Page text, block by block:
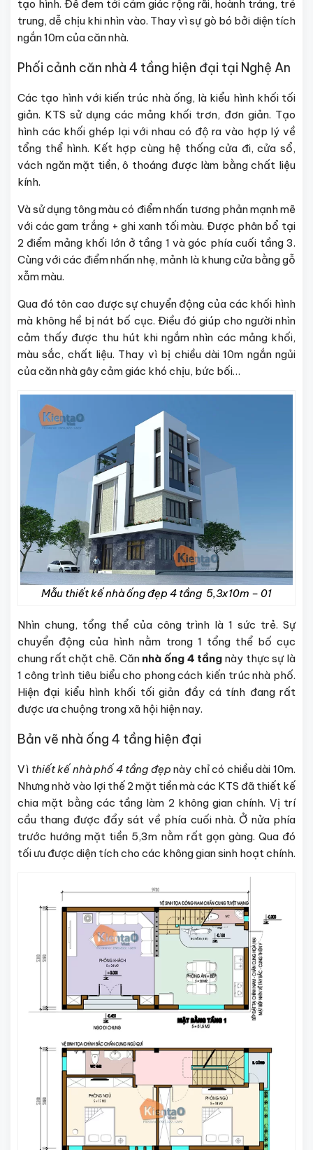
tạo hình. Để đem tới cảm giác rộng rãi, hoành tráng, trẻ
trung, dễ chịu khi nhìn vào. Thay vì sự gò bó bởi diện tích
ngắn 10m của căn nhà.
Phối cảnh căn nhà 4 tầng hiện đại tại Nghệ An
Các tạo hình với kiến trúc nhà ống, là kiểu hình khối tối
giản. KTS sử dụng các mảng khối trơn, đơn giản. Tạo
hình các khối ghép lại với nhau có độ ra vào hợp lý về
tổng thể hình. Kết hợp cùng hệ thống cửa đi, cửa sổ,
vách ngăn mặt tiền, ô thoáng được làm bằng chất liệu
kính.
Và sử dụng tông màu có điểm nhấn tương phản mạnh mẽ
với các gam trắng + ghi xanh tối màu. Được phân bổ tại
2 điểm mảng khối lớn ở tầng 1 và góc phía cuối tầng 3.
Cùng với các điểm nhấn nhẹ, mảnh là khung cửa bằng gỗ
xẫm màu.
Qua đó tôn cao được sự chuyển động của các khối hình
mà không hề bị nát bố cục. Điều đó giúp cho người nhìn
cảm thấy được thu hút khi ngắm nhìn các mảng khối,
màu sắc, chất liệu. Thay vì bị chiều dài 10m ngắn ngủi
của căn nhà gây cảm giác khó chịu, bức bối…
Mẫu thiết kế nhà ống đẹp 4 tầng 5,3x10m – 01
Nhìn chung, tổng thể của công trình là 1 sức trẻ. Sự
chuyển động của hình nằm trong 1 tổng thể bố cục
chung rất chặt chẽ. Căn nhà ống 4 tầng này thực sự là
1 công trình tiêu biểu cho phong cách kiến trúc nhà phố.
Hiện đại kiểu hình khối tối giản đầy cá tính đang rất
được ưa chuộng trong xã hội hiện nay.
Bản vẽ nhà ống 4 tầng hiện đại
Vì thiết kế nhà phố 4 tầng đẹp này chỉ có chiều dài 10m.
Nhưng nhờ vào lợi thế 2 mặt tiền mà các KTS đã thiết kế
chia mặt bằng các tầng làm 2 không gian chính. Vị trí
cầu thang được đẩy sát về phía cuối nhà. Ở nửa phía
trước hướng mặt tiền 5,3m nằm rất gọn gàng. Qua đó
tối ưu được diện tích cho các không gian sinh hoạt chính.